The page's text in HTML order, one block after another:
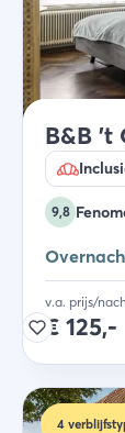
B&B 't
9,8
v.a. prijs/
€ 125,-
4